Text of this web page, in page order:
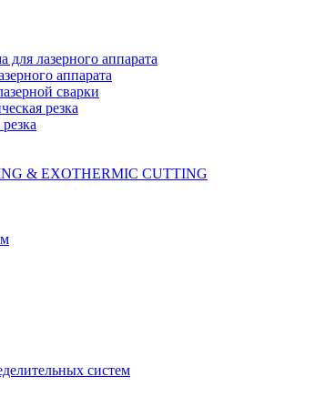
лазерного аппарата
аппарата
сварки
резка
& EXOTHERMIC CUTTING
систем